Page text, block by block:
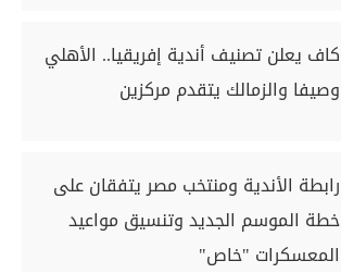
كاف يعلن تصنيف أندية إفريقيا.. الأهلي
وصيفا والزمالك يتقدم مركزين
رابطة الأندية ومنتخب مصر يتفقان على
خطة الموسم الجديد وتنسيق مواعيد
المعسكرات "خاص"